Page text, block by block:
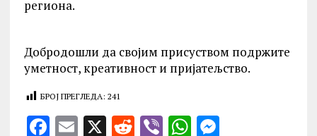
региона.
Добродошли да својим присуством подржите
уметност, креативност и пријатељство.
БРОЈ ПРЕГЛЕДА: 241
F E X R V WM